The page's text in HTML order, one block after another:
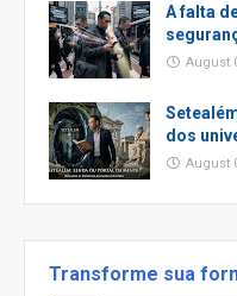
A falta
August
dos
August
Transforme sua